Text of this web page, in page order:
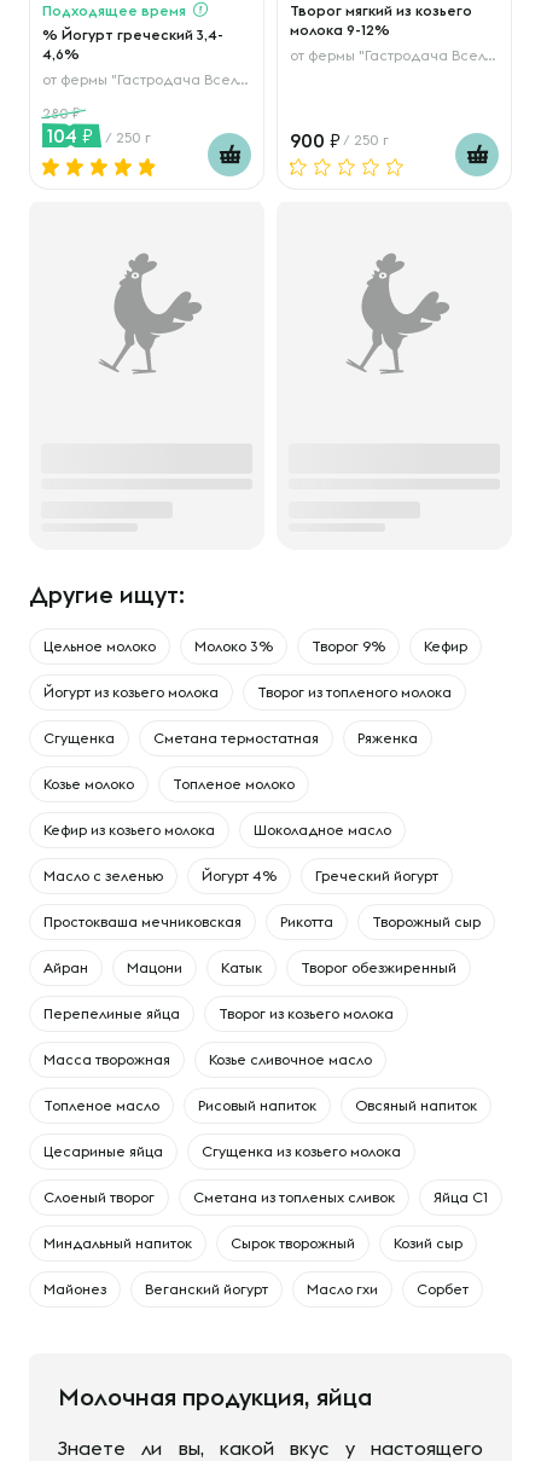
Подходящее время
% Йогурт греческий 3,4-
4,6%
от фермы "Гастродача Вселуг"
280
104 / 250 г
Творог мягкий из козьего
молока 9-12%
от фермы "Гастродача Вселуг"
900 / 250 г
Другие ищут:
Цельное молоко Молоко 3% Творог 9% Кефир
Йогурт из козьего молока Творог из топленого молока
Сгущенка Сметана термостатная Ряженка
Козье молоко Топленое молоко
Кефир из козьего молока Шоколадное масло
Масло с зеленью Йогурт 4% Греческий йогурт
Простокваша мечниковская Рикотта Творожный сыр
Айран Мацони Катык Творог обезжиренный
Перепелиные яйца Творог из козьего молока
Масса творожная Козье сливочное масло
Топленое масло Рисовый напиток Овсяный напиток
Цесариные яйца Сгущенка из козьего молока
Слоеный творог Сметана из топленых сливок Яйца С1
Миндальный напиток Сырок творожный Козий сыр
Майонез Веганский йогурт Масло гхи Сорбет
Молочная продукция, яйца
Знаете ли вы, какой вкус у настоящего